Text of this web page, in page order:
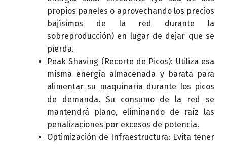
propios paneles o aprovechando los precios
bajísimos de la red durante la
sobreproducción) en lugar de dejar que se
pierda.
Peak Shaving (Recorte de Picos): Utiliza esa
misma energía almacenada y barata para
alimentar su maquinaria durante los picos
de demanda. Su consumo de la red se
mantendrá plano, eliminando de raíz las
penalizaciones por excesos de potencia.
Optimización de Infraestructura: Evita tener